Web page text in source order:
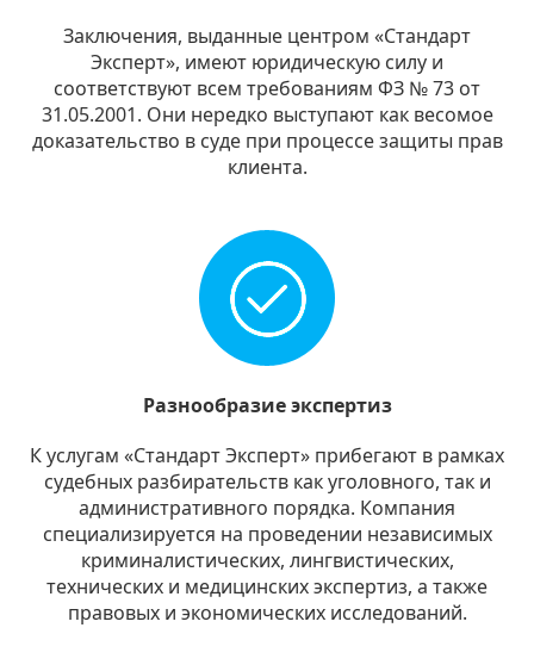
Заключения, выданные центром «Стандарт
Эксперт», имеют юридическую силу и
соответствуют всем требованиям ФЗ № 73 от
31.05.2001. Они нередко выступают как весомое
доказательство в суде при процессе защиты прав
клиента.
Разнообразие экспертиз
К услугам «Стандарт Эксперт» прибегают в рамках
судебных разбирательств как уголовного, так и
административного порядка. Компания
специализируется на проведении независимых
криминалистических, лингвистических,
технических и медицинских экспертиз, а также
правовых и экономических исследований.